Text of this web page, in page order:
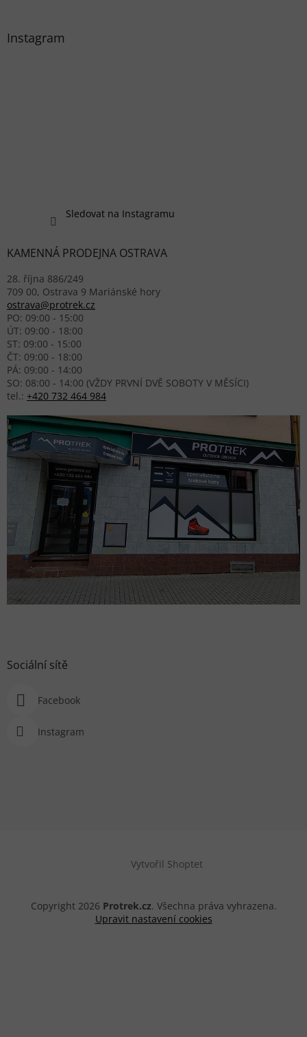
Instagram
Sledovat na Instagramu
KAMENNÁ PRODEJNA OSTRAVA
28. října 886/249
709 00, Ostrava 9 Mariánské hory
ostrava@protrek.cz
PO: 09:00 - 15:00
ÚT: 09:00 - 18:00
ST: 09:00 - 15:00
ČT: 09:00 - 18:00
PÁ: 09:00 - 14:00
SO: 08:00 - 14:00 (VŽDY PRVNÍ DVĚ SOBOTY V MĚSÍCI)
tel.: +420 732 464 984
Sociální sítě
Facebook
Instagram
Vytvořil Shoptet
Copyright 2026 Protrek.cz. Všechna práva vyhrazena.
Upravit nastavení cookies